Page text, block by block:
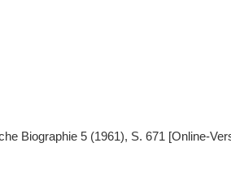
Biographie 5 (1961), S. 671 [Online-